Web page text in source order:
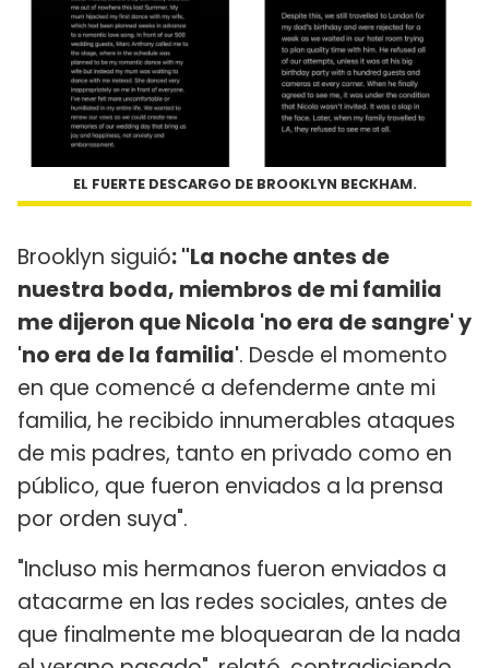
EL FUERTE DESCARGO DE BROOKLYN BECKHAM.
Brooklyn siguió: "La noche antes de
nuestra boda, miembros de mi familia
me dijeron que Nicola 'no era de sangre' y
'no era de la familia'. Desde el momento
en que comencé a defenderme ante mi
familia, he recibido innumerables ataques
de mis padres, tanto en privado como en
público, que fueron enviados a la prensa
por orden suya".
"Incluso mis hermanos fueron enviados a
atacarme en las redes sociales, antes de
que finalmente me bloquearan de la nada